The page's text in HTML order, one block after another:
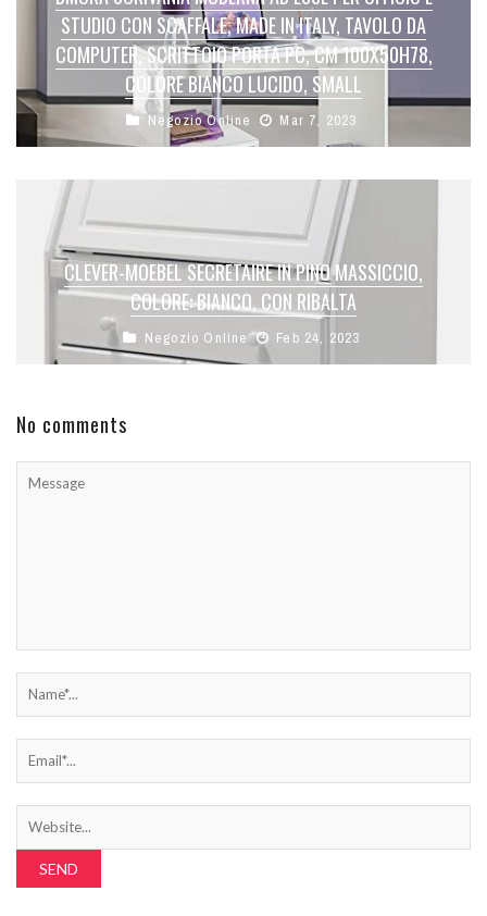
STUDIO CON SCAFFALE, MADE IN ITALY, TAVOLO DA
COMPUTER, SCRITTOIO PORTA PC, CM 100X50H78,
COLORE BIANCO LUCIDO, SMALL
Negozio Online Mar 7, 2023
CLEVER-MOEBEL SECRETAIRE IN PINO MASSICCIO,
COLORE: BIANCO, CON RIBALTA
Negozio Online Feb 24, 2023
No comments